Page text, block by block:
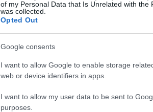
of my Personal Data that Is Unrelated with the
was collected.
Opted Out
Google consents
I want to allow Google to enable storage
web or device identifiers in apps.
I want to allow my user data to be sent to
purposes.